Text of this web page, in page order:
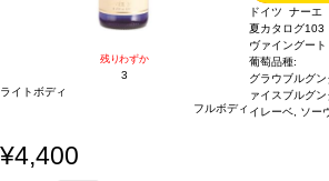
残りわずか
3
ライトボディ
フルボディ
ドイツ ナーエ
夏カタログ103
ヴァイングー
葡萄品種:
グラウブルグ
ァイスブルグ
イレーベ, ソー
¥4,400